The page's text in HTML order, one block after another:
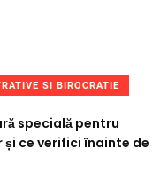
SI BIROCRATIE
specială pentru
ce verifici înainte de